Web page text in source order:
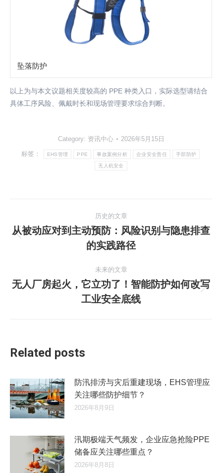
坠落防护
以上为与本文议题相关度较高的 PPE 种类入口，实际选型请结合
具体工序风险、佩戴时长和现场管理要求综合判断。
Category: 资讯中心 2026年5月15日
标签： EHS管理 PPE 事故案例分析 企业安全责任 手部防护
无人机安全
章
航
历史的文章
历
史
文
章：
从被动应对到主动预防：风险识别与隐患排查
的实践路径
未来的文章
来
无人厂房起火，它立功了！智能防护如何改写
工业安全底线
Related posts
防汛排涝与灾后重建现场，EHS管理应
关注哪些防护细节？
2026年8月9日
汛期极端天气频发，企业应急抢险PPE
储备应关注哪些重点？
2026年8月8日